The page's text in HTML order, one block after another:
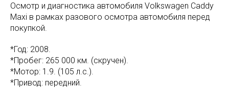
Осмотр и диагностика автомобиля Volkswagen Caddy
Maxi в рамках разового осмотра автомобиля перед
покупкой.
*Год: 2008.
*Пробег: 265 000 км. (скручен).
*Мотор: 1.9. (105 л.с.).
*Привод: передний.